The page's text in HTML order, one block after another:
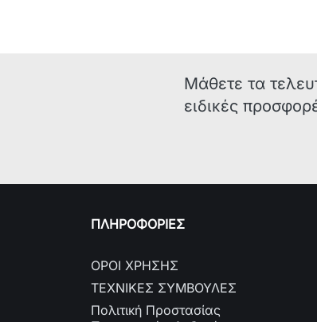
Μάθετε τα
ειδικές
ΠΛΗΡΟΦΟΡΙΕΣ
ΟΡΟΙ ΧΡΗΣΗΣ
ΤΕΧΝΙΚΕΣ ΣΥΜΒΟΥΛΕΣ
Πολιτική Προστασίας